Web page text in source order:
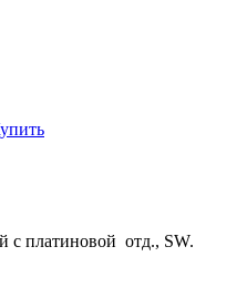
с платиновой отд., SW.